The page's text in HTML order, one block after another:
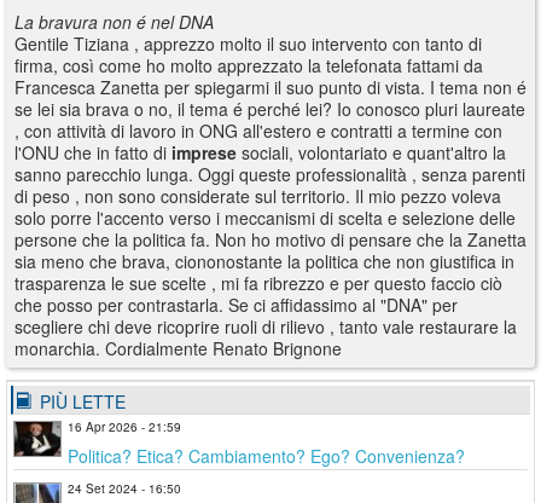
La bravura non é nel DNA
Gentile Tiziana , apprezzo molto il suo intervento con tanto di
firma, così come ho molto apprezzato la telefonata fattami da
Francesca Zanetta per spiegarmi il suo punto di vista. I tema non é
se lei sia brava o no, il tema é perché lei? Io conosco pluri laureate
, con attività di lavoro in ONG all'estero e contratti a termine con
l'ONU che in fatto di imprese sociali, volontariato e quant'altro la
sanno parecchio lunga. Oggi queste professionalità , senza parenti
di peso , non sono considerate sul territorio. Il mio pezzo voleva
solo porre l'accento verso i meccanismi di scelta e selezione delle
persone che la politica fa. Non ho motivo di pensare che la Zanetta
sia meno che brava, ciononostante la politica che non giustifica in
trasparenza le sue scelte , mi fa ribrezzo e per questo faccio ciò
che posso per contrastarla. Se ci affidassimo al "DNA" per
scegliere chi deve ricoprire ruoli di rilievo , tanto vale restaurare la
monarchia. Cordialmente Renato Brignone
PIÙ LETTE
16 Apr 2026 - 21:59
Politica? Etica? Cambiamento? Ego? Convenienza?
24 Set 2024 - 16:50